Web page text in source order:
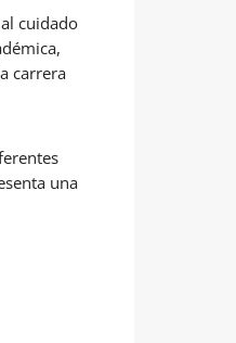
cuidado
carrera
una